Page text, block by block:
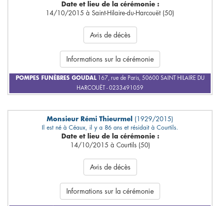
Date et lieu de la cérémonie :
14/10/2015 à Saint-Hilaire-du-Harcouët (50)
Avis de décès
Informations sur la cérémonie
POMPES FUNÈBRES GOUDAL167, rue de Paris, 50600 SAINT HILAIRE DU
HARCOUËT - 0233491059
Monsieur Rémi Thieurmel (1929/2015)
Il est né à Céaux, il y a 86 ans et résidait à Courtils.
Date et lieu de la cérémonie :
14/10/2015 à Courtils (50)
Avis de décès
Informations sur la cérémonie